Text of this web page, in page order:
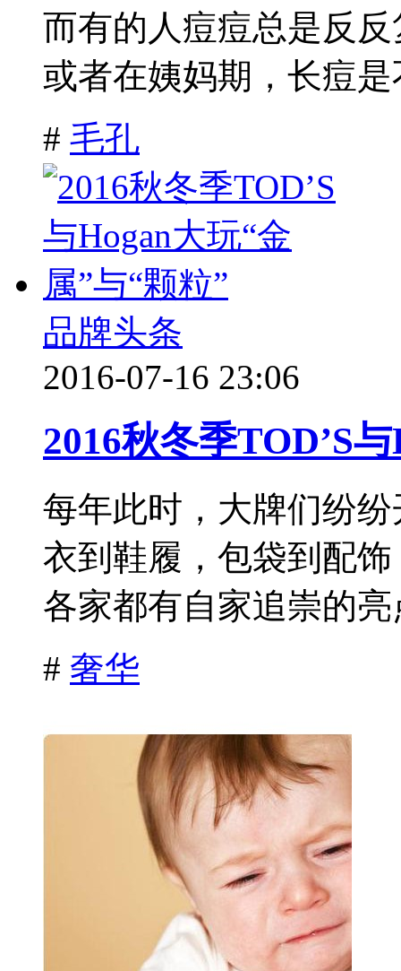
而有的人痘痘总是反
或者在姨妈期，长痘是
# 毛孔
品牌头条
2016-07-16 23:06
2016秋冬季TOD’S
每年此时，大牌们纷
衣到鞋履，包袋到配
各家都有自家追崇的
# 奢华